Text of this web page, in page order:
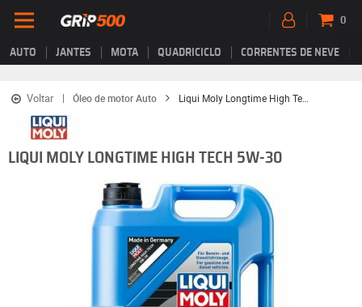
AUTO JANTES MOTA QUADRICICLO CORRENTES DE NEVE
0
Voltar Óleo de motor Auto Liqui Moly Longtime High Tech 5W-30
LIQUI MOLY LONGTIME HIGH TECH 5W-30